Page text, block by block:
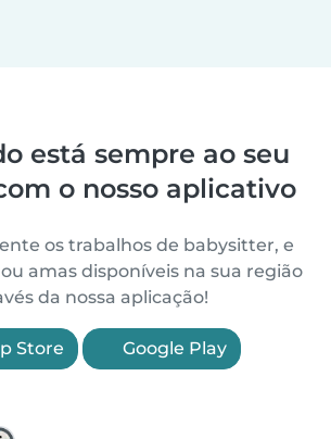
está sempre ao seu
o nosso aplicativo
os trabalhos de babysitter, e
amas disponíveis na sua região
da nossa aplicação!
Store Google Play